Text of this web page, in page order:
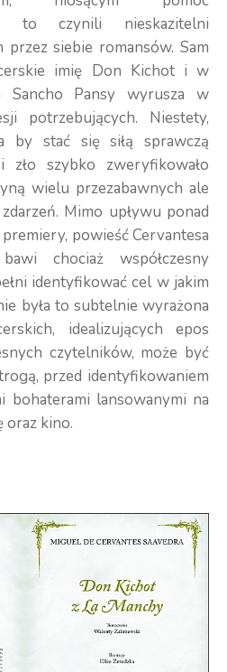
to czynili nieskazitelni
siebie romansów. Sam
imię Don Kichot i w
Sancho Pansy wyrusza w
potrzebujących. Niestety,
by stać się siłą sprawczą
zło szybko zweryfikowało
wielu przezabawnych ale
Mimo upływu ponad
powieść Cervantesa
chociaż współczesny
identyfikować cel w jakim
była to subtelnie wyrażona
idealizujących epos
czytelników, może być
przed identyfikowaniem
bohaterami lansowanymi na
oraz kino.